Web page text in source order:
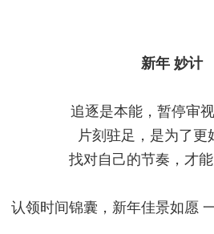
新年 妙计
追逐是本能，暂停审
片刻驻足，是为了更
找对自己的节奏，才
认领时间锦囊，新年佳景如愿